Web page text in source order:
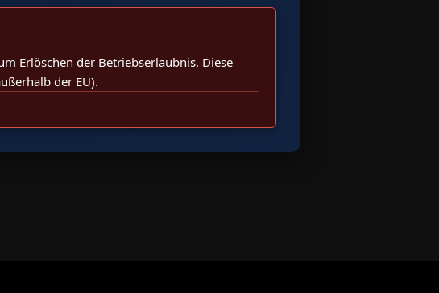
Erlöschen der Betriebserlaubnis. Diese
der EU).